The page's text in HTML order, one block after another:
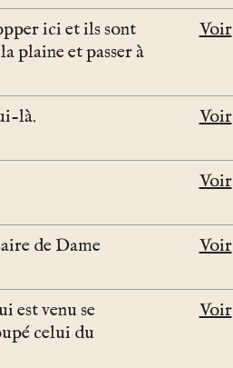
ici et ils sont
plaine et passer à
Voir
là. Voir
Voir
de Dame
Voir
est venu se
celui du
Voir